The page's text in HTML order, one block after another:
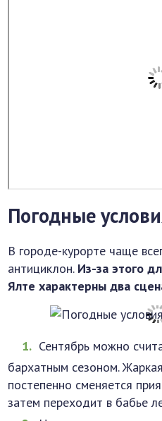
Погодные
В городе-курорте чаще
антициклон. Из-за этого
Ялте характерны два
Сентябрь можно
бархатным сезоном.
постепенно сменяется
затем переходит в бабье